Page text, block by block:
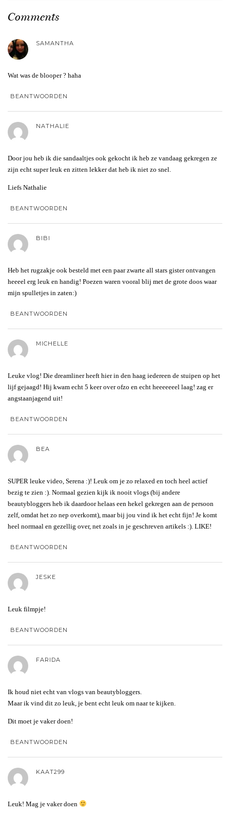
Comments
SAMANTHA
Wat was de blooper ? haha
BEANTWOORDEN
NATHALIE
Door jou heb ik die sandaaltjes ook gekocht ik heb ze vandaag gekregen ze
zijn echt super leuk en zitten lekker dat heb ik niet zo snel.
Liefs Nathalie
BEANTWOORDEN
BIBI
Heb het rugzakje ook besteld met een paar zwarte all stars gister ontvangen
heeeel erg leuk en handig! Poezen waren vooral blij met de grote doos waar
mijn spulletjes in zaten:)
BEANTWOORDEN
MICHELLE
Leuke vlog! Die dreamliner heeft hier in den haag iedereen de stuipen op het
lijf gejaagd! Hij kwam echt 5 keer over ofzo en echt heeeeeeel laag! zag er
angstaanjagend uit!
BEANTWOORDEN
BEA
SUPER leuke video, Serena :)! Leuk om je zo relaxed en toch heel actief
bezig te zien :). Normaal gezien kijk ik nooit vlogs (bij andere
beautybloggers heb ik daardoor helaas een hekel gekregen aan de persoon
zelf, omdat het zo nep overkomt), maar bij jou vind ik het echt fijn! Je komt
heel normaal en gezellig over, net zoals in je geschreven artikels :). LIKE!
BEANTWOORDEN
JESKE
Leuk filmpje!
BEANTWOORDEN
FARIDA
Ik houd niet echt van vlogs van beautybloggers.
Maar ik vind dit zo leuk, je bent echt leuk om naar te kijken.
Dit moet je vaker doen!
BEANTWOORDEN
KAAT299
Leuk! Mag je vaker doen